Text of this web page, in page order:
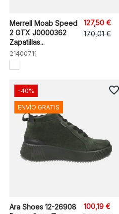
Merrell Moab Speed
2 GTX J0000362
Zapatillas...
21400711
127,50 €
170,01 €
Ara Shoes 12-26908
100,19 €
-40%
ENVÍO GRATIS
favorite_border